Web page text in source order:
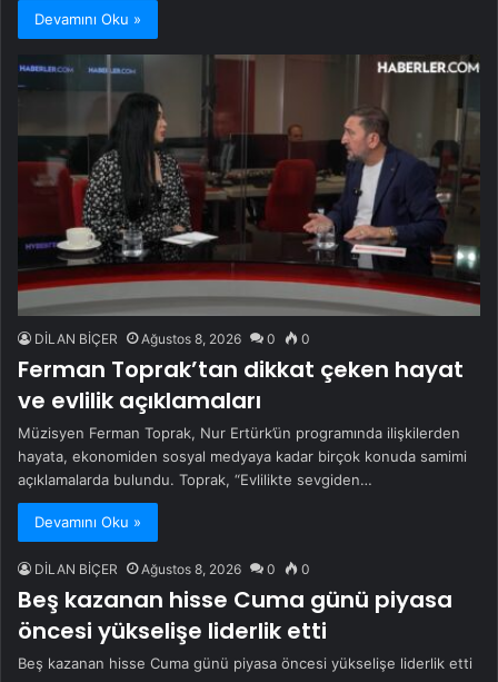
Devamını Oku »
DİLAN BİÇER Ağustos 8, 2026 0 0
Ferman Toprak’tan dikkat çeken hayat
ve evlilik açıklamaları
Müzisyen Ferman Toprak, Nur Ertürk’ün programında ilişkilerden
hayata, ekonomiden sosyal medyaya kadar birçok konuda samimi
açıklamalarda bulundu. Toprak, “Evlilikte sevgiden…
Devamını Oku »
DİLAN BİÇER Ağustos 8, 2026 0 0
Beş kazanan hisse Cuma günü piyasa
öncesi yükselişe liderlik etti
Beş kazanan hisse Cuma günü piyasa öncesi yükselişe liderlik etti